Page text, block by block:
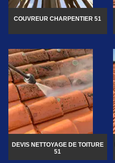
COUVREUR CHARPENTIER 51
DEVIS NETTOYAGE DE TOITURE
51